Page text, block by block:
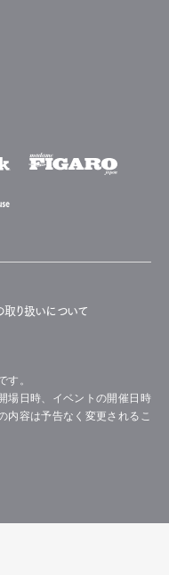
り扱いについて
す。
場日時、イベントの開催日時
内容は予告なく変更されるこ